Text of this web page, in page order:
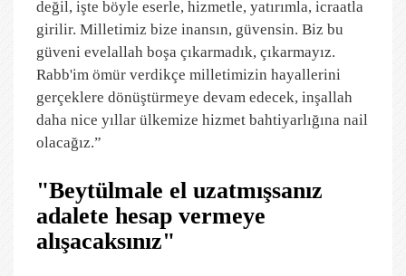
değil, işte böyle eserle, hizmetle, yatırımla, icraatla
girilir. Milletimiz bize inansın, güvensin. Biz bu
güveni evelallah boşa çıkarmadık, çıkarmayız.
Rabb'im ömür verdikçe milletimizin hayallerini
gerçeklere dönüştürmeye devam edecek, inşallah
daha nice yıllar ülkemize hizmet bahtiyarlığına nail
olacağız.”
"Beytülmale el uzatmışsanız
adalete hesap vermeye
alışacaksınız"